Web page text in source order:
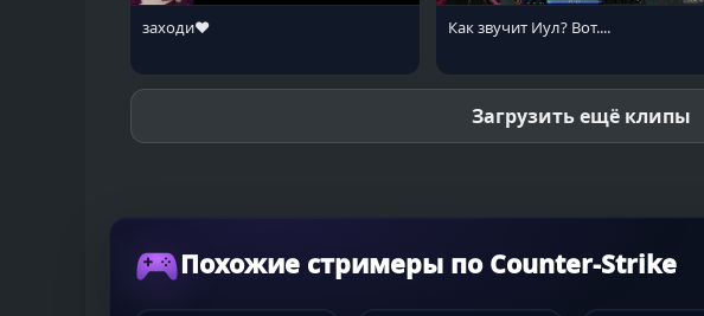
заходи♥ Как звучит Иул? Вот....
Загрузить ещё клипы
Похожие стримеры по Counter-Strike